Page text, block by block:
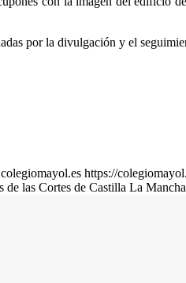
por la divulgación y el
colegiomayol.es https://
de las Cortes de Castilla La Mancha